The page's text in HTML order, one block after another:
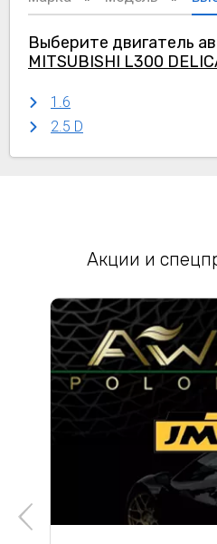
Выберите двигатель
MITSUBISHI L300
1.6
2.5 D
Акции и